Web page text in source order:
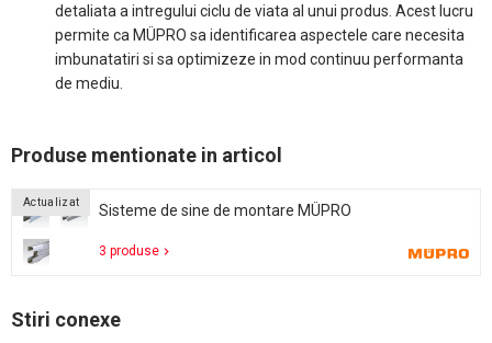
detaliata a intregului ciclu de viata al unui produs. Acest lucru
permite ca MÜPRO sa identificarea aspectele care necesita
imbunatatiri si sa optimizeze in mod continuu performanta
de mediu.
Produse mentionate in articol
Actualizat Sisteme de sine de montare MÜPRO
3 produse
Stiri conexe